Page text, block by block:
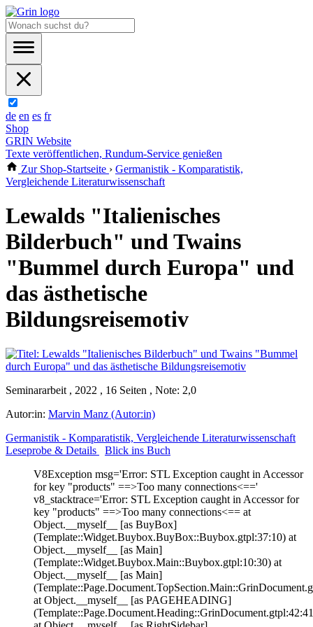
de en es fr
Shop
GRIN Website
Texte veröffentlichen, Rundum-Service genießen
Zur Shop-Startseite › Germanistik - Komparatistik,
Vergleichende Literaturwissenschaft
Lewalds "Italienisches
Bilderbuch" und Twains
"Bummel durch Europa" und
das ästhetische
Bildungsreisemotiv
Seminararbeit , 2022 , 16 Seiten , Note: 2,0
Autor:in: Marvin Manz (Autor:in)
Germanistik - Komparatistik, Vergleichende Literaturwissenschaft
Leseprobe & Details
Blick ins Buch
V8Exception msg='Error: STL Exception caught in Accessor
for key "products" ==>Too many connections<=='
v8_stacktrace='Error: STL Exception caught in Accessor for
key "products" ==>Too many connections<== at
Object.__myself__ [as BuyBox]
(Template::Widget.Buybox.BuyBox::Buybox.gtpl:37:10) at
Object.__myself__ [as Main]
(Template::Widget.Buybox.Main::Buybox.gtpl:10:30) at
Object.__myself__ [as Main]
at Object.__myself__ [as PAGEHEADING]